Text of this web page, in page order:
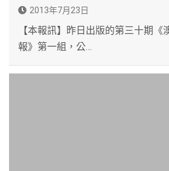
2013年7月23日
【本報訊】昨日出版的第三十期《
報》第一組，公…